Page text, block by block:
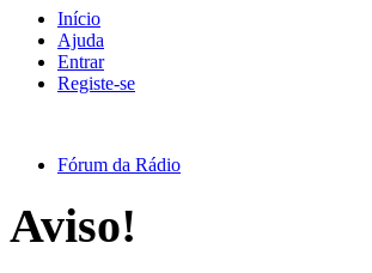
Início
Ajuda
Entrar
Registe-se
Fórum da Rádio
Aviso!